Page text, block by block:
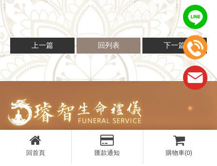
上一篇 回列表 下一篇
回首頁 匯款通知 購物車(0)
0917355386
benlove1208